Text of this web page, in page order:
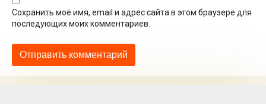
Сохранить моё имя, email и адрес сайта в этом браузере для
последующих моих комментариев.